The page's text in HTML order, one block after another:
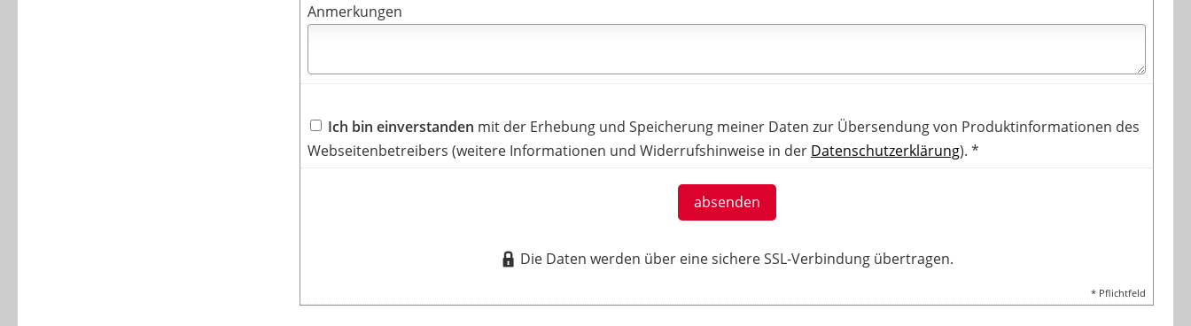
Anmerkungen
Ich bin einverstanden mit der Erhebung und Speicherung meiner Daten zur Übersendung von Produktinformationen des
Webseitenbetreibers (weitere Informationen und Widerrufshinweise in der Datenschutzerklärung). *
absenden
Die Daten werden über eine sichere SSL-Verbindung übertragen.
* Pflichtfeld